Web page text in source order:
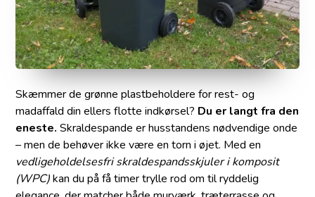
Skæmmer de grønne plastbeholdere for rest- og
madaffald din ellers flotte indkørsel? Du er langt fra den
eneste. Skraldespande er husstandens nødvendige onde
– men de behøver ikke være en torn i øjet. Med en
vedligeholdelsesfri skraldespandsskjuler i komposit
(WPC)kan du på få timer trylle rod om til ryddelig